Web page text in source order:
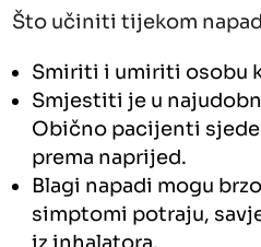
Što učiniti tijekom
Smiriti i umiriti osobu
Smjestiti je u
Obično pacijenti
prema naprijed.
Blagi napadi mogu
simptomi potraju,